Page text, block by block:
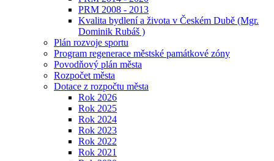
PRM 2008 - 2013
Kvalita bydlení a života v Českém Dubě (Mgr.
Dominik Rubáš )
Plán rozvoje sportu
Program regenerace městské památkové zóny
Povodňový plán města
Rozpočet města
Dotace z rozpočtu města
Rok 2026
Rok 2025
Rok 2024
Rok 2023
Rok 2022
Rok 2021